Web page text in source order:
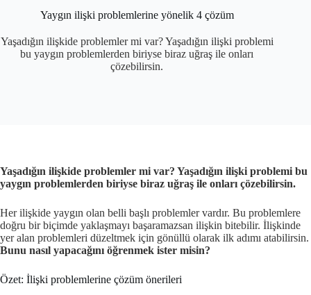
Yaygın ilişki problemlerine yönelik 4 çözüm
Yaşadığın ilişkide problemler mi var? Yaşadığın ilişki problemi
bu yaygın problemlerden biriyse biraz uğraş ile onları
çözebilirsin.
Yaşadığın ilişkide problemler mi var? Yaşadığın ilişki problemi bu
yaygın problemlerden biriyse biraz uğraş ile onları çözebilirsin.
Her ilişkide yaygın olan belli başlı problemler vardır. Bu problemlere
doğru bir biçimde yaklaşmayı başaramazsan ilişkin bitebilir. İlişkinde
yer alan problemleri düzeltmek için gönüllü olarak ilk adımı atabilirsin.
Bunu nasıl yapacağını öğrenmek ister misin?
Özet: İlişki problemlerine çözüm önerileri